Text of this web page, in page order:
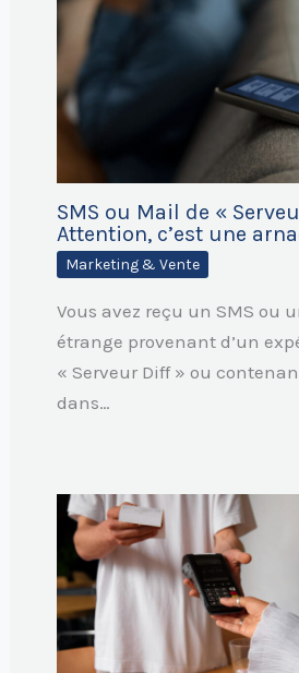
SMS ou Mail de «
Attention, c’est une
Marketing & Vente
Vous avez reçu un SMS ou
étrange provenant d’un
« Serveur Diff » ou
dans…